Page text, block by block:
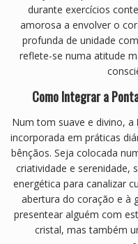
durante exercícios
amorosa a envolver o
profunda de unidade
reflete-se numa atitude
Como Integrar a
Num tom suave e divino, a
incorporada em práticas
bênçãos. Seja colocada
criatividade e serenidade,
energética para canalizar
abertura do coração e à
presentear alguém com
cristal, mas também